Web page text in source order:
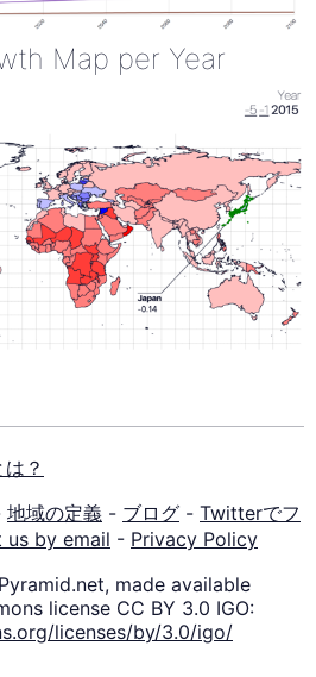
Map per Year
？
地域の定義 - ブログ - Twitterでフ
us by email - Privacy Policy
made available
license CC BY 3.0 IGO:
licenses/by/3.0/igo/